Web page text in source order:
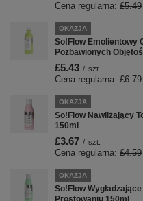
Cena regularna: £5.49
OKAZJA
So!Flow Emolientowy
Pozbawionych
£5.43 / szt.
Cena regularna: £6.79
OKAZJA
So!Flow Nawilżający
150ml
£3.67 / szt.
Cena regularna: £4.59
OKAZJA
So!Flow
Prostowaniu 150ml